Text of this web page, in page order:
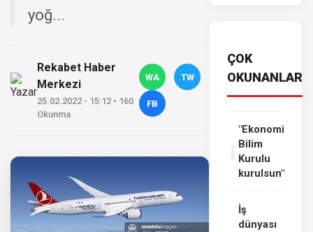
yoğ...
Rekabet Haber
Merkezi
25.02.2022 - 15:12 • 160
Okunma
WA TW
FB
ÇOK
OKUNANLAR
"Ekonomi
Bilim
Kurulu
kurulsun"
İş
dünyası